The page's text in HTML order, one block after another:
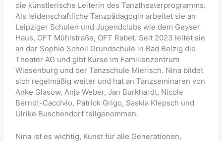
die künstlerische Leiterin des Tanztheaterprogramms.
Als leidenschaftliche Tanzpädagogin arbeitet sie an
Leipziger Schulen und Jugendclubs wie dem Geyser
Haus, OFT Mühlstraße, OFT Rabet. Seit 2023 leitet sie
an der Sophie Scholl Grundschule in Bad Belzig die
Theater AG und gibt Kurse im Familienzentrum
Wiesenburg und der Tanzschule Mierisch. Nina bildet
sich regelmäßig weiter und hat an Tanzseminaren von
Anke Glasow, Anja Weber, Jan Burkhardt, Nicole
Berndt-Caccivio, Patrick Grigo, Saskia Klepsch und
Ulrike Buschendorf teilgenommen.
Nina ist es wichtig, Kunst für alle Generationen,